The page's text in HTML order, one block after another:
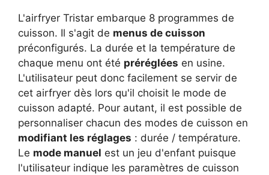
L'airfryer Tristar embarque 8 programmes de
cuisson. Il s'agit de menus de cuisson
préconfigurés. La durée et la température de
chaque menu ont été préréglées en usine.
L'utilisateur peut donc facilement se servir de
cet airfryer dès lors qu'il choisit le mode de
cuisson adapté. Pour autant, il est possible de
personnaliser chacun des modes de cuisson en
modifiant les réglages : durée / température.
Le mode manuel est un jeu d'enfant puisque
l'utilisateur indique les paramètres de cuisson